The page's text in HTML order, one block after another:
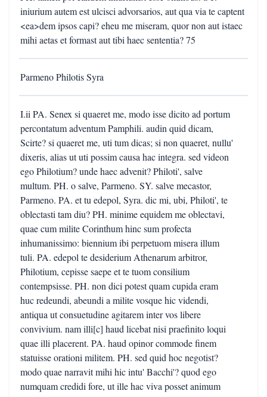
iniurium autem est ulcisci advorsarios, aut qua via te captent
<ea>dem ipsos capi? eheu me miseram, quor non aut istaec
mihi aetas et formast aut tibi haec sententia? 75
Parmeno Philotis Syra
I.ii PA. Senex si quaeret me, modo isse dicito ad portum
percontatum adventum Pamphili. audin quid dicam,
Scirte? si quaeret me, uti tum dicas; si non quaeret, nullu'
dixeris, alias ut uti possim causa hac integra. sed videon
ego Philotium? unde haec advenit? Philoti', salve
multum. PH. o salve, Parmeno. SY. salve mecastor,
Parmeno. PA. et tu edepol, Syra. dic mi, ubi, Philoti', te
oblectasti tam diu? PH. minime equidem me oblectavi,
quae cum milite Corinthum hinc sum profecta
inhumanissimo: biennium ibi perpetuom misera illum
tuli. PA. edepol te desiderium Athenarum arbitror,
Philotium, cepisse saepe et te tuom consilium
contempsisse. PH. non dici potest quam cupida eram
huc redeundi, abeundi a milite vosque hic videndi,
antiqua ut consuetudine agitarem inter vos libere
convivium. nam illi[c] haud licebat nisi praefinito loqui
quae illi placerent. PA. haud opinor commode finem
statuisse orationi militem. PH. sed quid hoc negotist?
modo quae narravit mihi hic intu' Bacchi'? quod ego
numquam credidi fore, ut ille hac viva posset animum